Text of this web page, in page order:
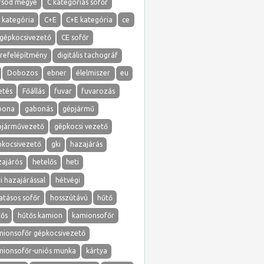
megye C kategóriás sofőr
kategória C+E C+E kategória ce
gépkocsivezető CE sofőr
digitális tachográf
Dobozos ebner élelmiszer eu
Főállás fuvar fuvarozás
gabonás gépjármű
gépkocsi vezető
gki hazajárás
hetelős heti
hazajárással hétvégi
sofőr hosszútávú hűtő
hűtős kamion kamionsofőr
gépkocsivezető
uniós munka kártya